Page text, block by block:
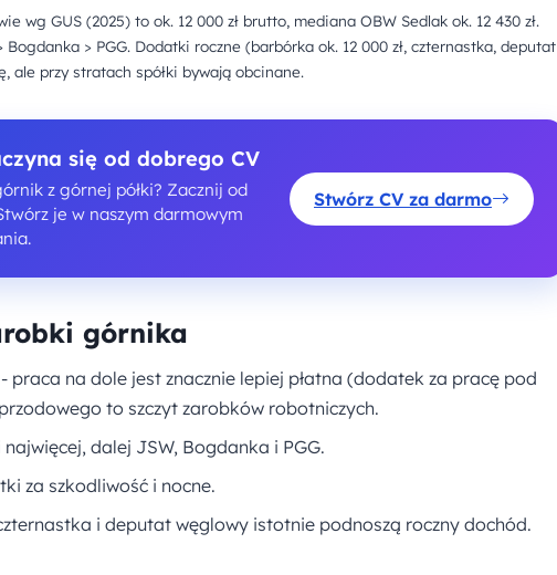
wg GUS (2025) to ok. 12 000 zł brutto, mediana OBW Sedlak ok. 12 430 zł.
Bogdanka > PGG. Dodatki roczne (barbórka ok. 12 000 zł, czternastka, deputat
ale przy stratach spółki bywają obcinane.
się od dobrego CV
z górnej półki? Zacznij od
je w naszym darmowym
Stwórz CV za darmo
górnika
- praca na dole jest znacznie lepiej płatna (dodatek za pracę pod
to szczyt zarobków robotniczych.
najwięcej, dalej JSW, Bogdanka i PGG.
za szkodliwość i nocne.
i deputat węglowy istotnie podnoszą roczny dochód.